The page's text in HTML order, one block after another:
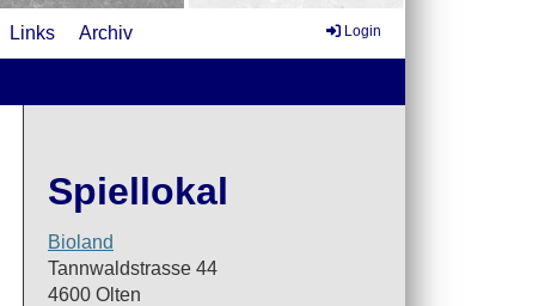
Links Archiv Login
Spiellokal
Bioland
Tannwaldstrasse 44
4600 Olten